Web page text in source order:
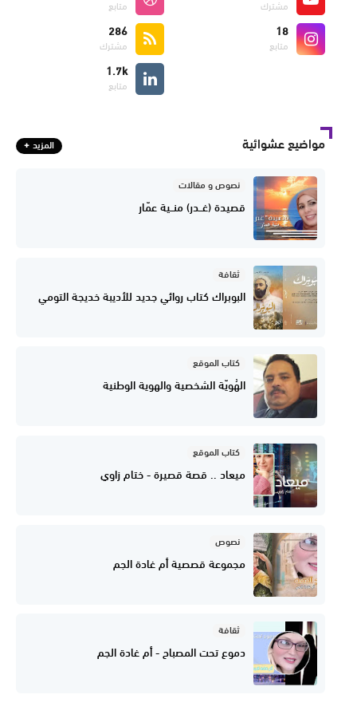
مشترك متابع
18
متابع
286
مشترك
1.7k
متابع
مواضيع عشوائية المزيد
نصوص و مقالات
قصيدة (غــدر) منــية عمّار
ثقافة
البوبراك كتاب روائي جديد للأديبة خديجة التومي
كتاب الموقع
الهُويّة الشخصية والهوية الوطنية
كتاب الموقع
ميعاد .. قصة قصيرة - ختام زاوي
نصوص
مجموعة قصصية أم غادة الجم
ثقافة
دموع تحت المصباح - أم غادة الجم